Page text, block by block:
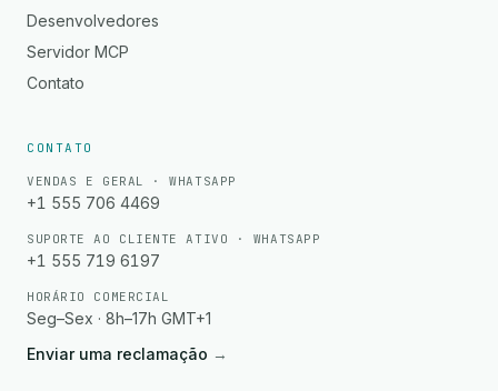
Desenvolvedores
Servidor MCP
Contato
CONTATO
VENDAS E GERAL · WHATSAPP
+1 555 706 4469
SUPORTE AO CLIENTE ATIVO · WHATSAPP
+1 555 719 6197
HORÁRIO COMERCIAL
Seg–Sex · 8h–17h GMT+1
Enviar uma reclamação →